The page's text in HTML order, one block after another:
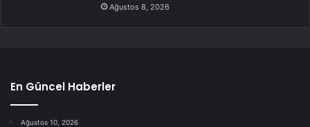
Ağustos 8, 2026
En Güncel Haberler
Ağustos 10, 2026